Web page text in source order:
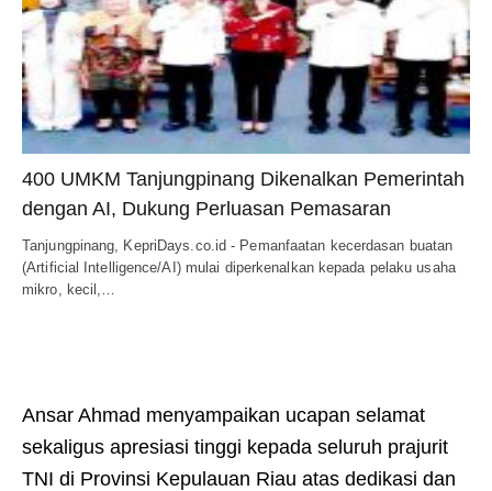
400 UMKM Tanjungpinang Dikenalkan Pemerintah
dengan AI, Dukung Perluasan Pemasaran
Tanjungpinang, KepriDays.co.id - Pemanfaatan kecerdasan buatan
(Artificial Intelligence/AI) mulai diperkenalkan kepada pelaku usaha
mikro, kecil,…
Ansar Ahmad menyampaikan ucapan selamat
sekaligus apresiasi tinggi kepada seluruh prajurit
TNI di Provinsi Kepulauan Riau atas dedikasi dan